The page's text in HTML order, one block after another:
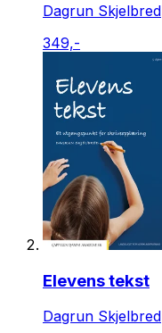
Dagrun Skjelbred
349,-
Elevens tekst
Dagrun Skjelbred